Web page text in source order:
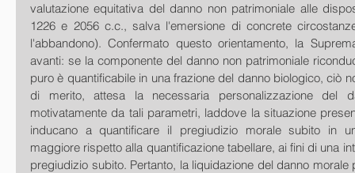
valutazione equitativa del danno non patrimoniale alle
1226 e 2056 c.c., salva l'emersione di concrete
l'abbandono). Confermato questo orientamento, la
avanti: se la componente del danno non patrimoniale
puro è quantificabile in una frazione del danno biologico, ciò
di merito, attesa la necessaria personalizzazione del
motivatamente da tali parametri, laddove la situazione
inducano a quantificare il pregiudizio morale subito in
maggiore rispetto alla quantificazione tabellare, ai fini di una
pregiudizio subito. Pertanto, la liquidazione del danno morale